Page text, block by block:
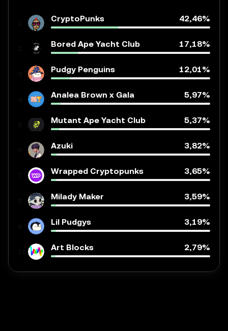
CryptoPunks 42,46%
Bored Ape Yacht Club 17,18%
Pudgy Penguins 12,01%
Analea Brown x Gala 5,97%
Mutant Ape Yacht Club 5,37%
Azuki 3,82%
Wrapped Cryptopunks 3,65%
Milady Maker 3,59%
Lil Pudgys 3,19%
Art Blocks 2,79%